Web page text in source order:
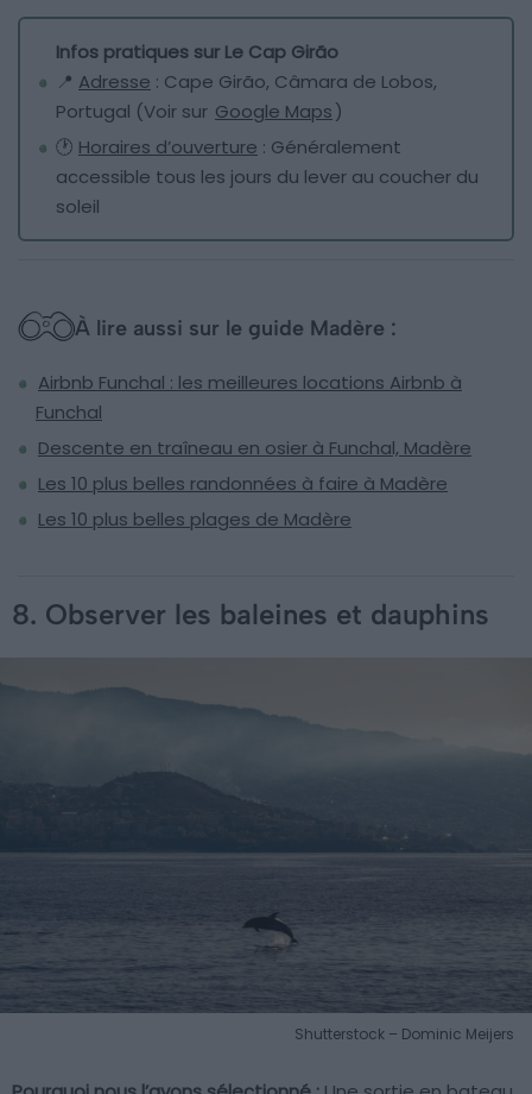
Infos pratiques sur Le Cap Girão
📍 Adresse : Cape Girão, Câmara de Lobos,
Portugal (Voir sur Google Maps)
🕐 Horaires d’ouverture : Généralement
accessible tous les jours du lever au coucher du
soleil
À lire aussi sur le guide Madère :
Airbnb Funchal : les meilleures locations Airbnb à
Funchal
Descente en traîneau en osier à Funchal, Madère
Les 10 plus belles randonnées à faire à Madère
Les 10 plus belles plages de Madère
8. Observer les baleines et dauphins
Shutterstock – Dominic Meijers